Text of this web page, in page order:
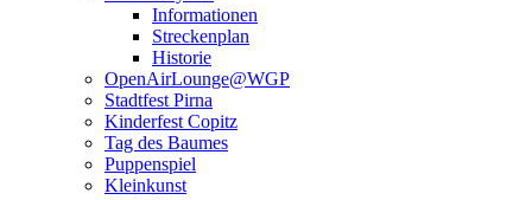
Informationen
Streckenplan
Historie
OpenAirLounge@WGP
Stadtfest Pirna
Kinderfest Copitz
Tag des Baumes
Puppenspiel
Kleinkunst